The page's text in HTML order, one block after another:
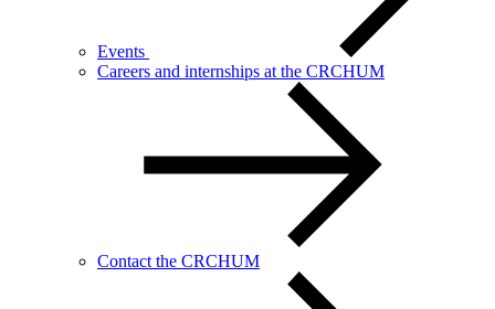
Events
Careers and internships at the CRCHUM
Contact the CRCHUM